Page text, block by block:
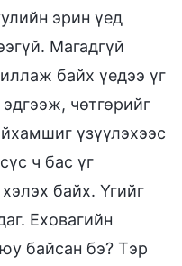
эрин үед
Магадгүй
байх үедээ үг
чөтгөрийг
үзүүлэхээс
ч бас үг
байх. Үгийг
Еховагийн
байсан бэ? Тэр